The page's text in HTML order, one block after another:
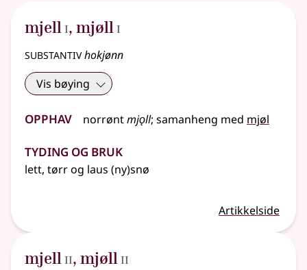
mjell 1
I, mjøll 1
I
substantivhokjønn
Vis bøying
Opphav norrøntmjǫll; samanheng med mjøl
Tyding og bruk
lett, tørr og laus (ny)snø
Artikkelside
mjell 2
II, mjøll 2
II